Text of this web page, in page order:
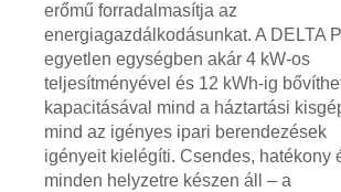
erőmű forradalmasítja az
energiagazdálkodásunkat. A DELTA
egyetlen egységben akár 4 kW-os
teljesítményével és 12 kWh-ig
kapacitásával mind a háztartási
mind az igényes ipari berendezések
igényeit kielégíti. Csendes, hatékony
minden helyzetre készen áll – a